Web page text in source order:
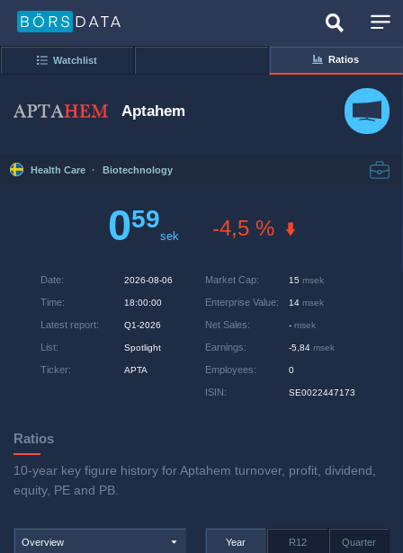
Watchlist Ratios
Aptahem
Health Care · Biotechnology
059
sek -4,5 %
Date: 2026-08-06
Time: 18:00:00
Latest report: Q1-2026
List: Spotlight
Ticker: APTA
Market Cap: 15 msek
Enterprise Value: 14 msek
Net Sales: - msek
Earnings: -5,84 msek
Employees: 0
ISIN: SE0022447173
Ratios
10-year key figure history for Aptahem turnover, profit, dividend,
equity, PE and PB.
Overview Year R12 Quarter